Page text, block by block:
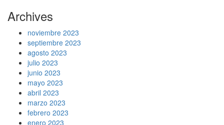
Archives
noviembre 2023
septiembre 2023
agosto 2023
julio 2023
junio 2023
mayo 2023
abril 2023
marzo 2023
febrero 2023
enero 2023